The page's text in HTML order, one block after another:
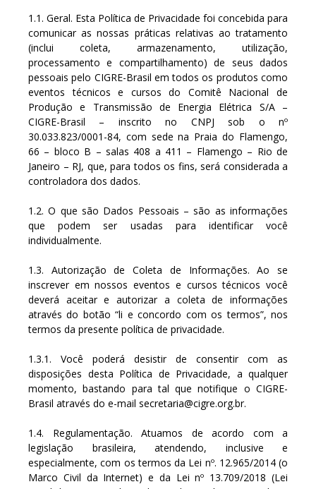
1.1. Geral. Esta Política de Privacidade foi concebida para
comunicar as nossas práticas relativas ao tratamento
(inclui coleta, armazenamento, utilização,
processamento e compartilhamento) de seus dados
pessoais pelo CIGRE-Brasil em todos os produtos como
eventos técnicos e cursos do Comitê Nacional de
Produção e Transmissão de Energia Elétrica S/A –
CIGRE-Brasil – inscrito no CNPJ sob o nº
30.033.823/0001-84, com sede na Praia do Flamengo,
66 – bloco B – salas 408 a 411 – Flamengo – Rio de
Janeiro – RJ, que, para todos os fins, será considerada a
controladora dos dados.
1.2. O que são Dados Pessoais – são as informações
que podem ser usadas para identificar você
individualmente.
1.3. Autorização de Coleta de Informações. Ao se
inscrever em nossos eventos e cursos técnicos você
deverá aceitar e autorizar a coleta de informações
através do botão “li e concordo com os termos”, nos
termos da presente política de privacidade.
1.3.1. Você poderá desistir de consentir com as
disposições desta Política de Privacidade, a qualquer
momento, bastando para tal que notifique o CIGRE-
Brasil através do e-mail secretaria@cigre.org.br.
1.4. Regulamentação. Atuamos de acordo com a
legislação brasileira, atendendo, inclusive e
especialmente, com os termos da Lei nº. 12.965/2014 (o
Marco Civil da Internet) e da Lei nº 13.709/2018 (Lei